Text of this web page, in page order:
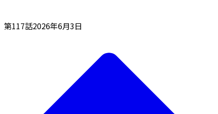
第117話2026年6月3日